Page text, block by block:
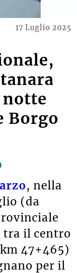
17 Luglio 2025
notte
Borgo
, nella
(da
tra il centro
47+465)
per il